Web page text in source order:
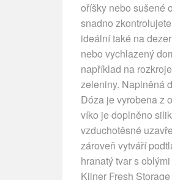
oříšky nebo sušené
snadno
ideální také na
nebo vychlazený
například na
zeleniny. Naplněná
Dóza je vyrobena z
víko je doplněno
vzduchotěsné
zároveň vytváří
hranatý tvar s
Kilner Fresh